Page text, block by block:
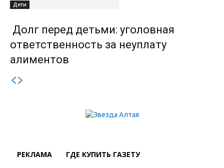
Дети
Долг перед детьми: уголовная
ответственность за неуплату
алиментов
РЕКЛАМА ГДЕ КУПИТЬ ГАЗЕТУ